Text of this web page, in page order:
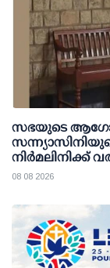
സഭയുടെ ആഗോള
നിർമലിനിക്ക്
08 08 2026